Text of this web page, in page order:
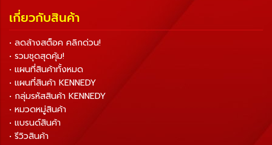
เกี่ยวกับสินค้า
• ลดล้างสต็อค คลิกด่วน!
• รวมชุดสุดคุ้ม!
• แผนที่สินค้าทั้งหมด
• แผนที่สินค้า KENNEDY
• กลุ่มรหัสสินค้า KENNEDY
• หมวดหมู่สินค้า
• แบรนด์สินค้า
• รีวิวสินค้า